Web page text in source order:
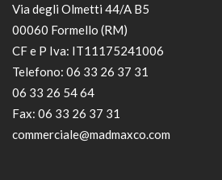
Via degli Olmetti 44/A B5
00060 Formello (RM)
CF e P Iva: IT11175241006
Telefono: 06 33 26 37 31
06 33 26 54 64
Fax: 06 33 26 37 31
commerciale@madmaxco.com